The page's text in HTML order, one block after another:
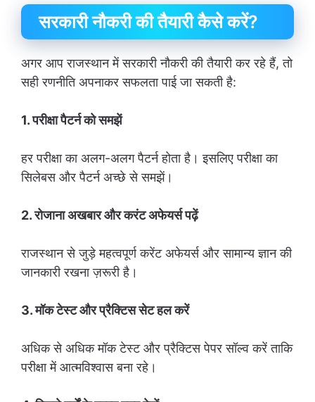
सरकारी नौकरी की तैयारी कैसे करें?
अगर आप राजस्थान में सरकारी नौकरी की तैयारी कर रहे हैं, तो
सही रणनीति अपनाकर सफलता पाई जा सकती है:
1. परीक्षा पैटर्न को समझें
हर परीक्षा का अलग-अलग पैटर्न होता है। इसलिए परीक्षा का
सिलेबस और पैटर्न अच्छे से समझें।
2. रोजाना अखबार और करंट अफेयर्स पढ़ें
राजस्थान से जुड़े महत्वपूर्ण करेंट अफेयर्स और सामान्य ज्ञान की
जानकारी रखना ज़रूरी है।
3. मॉक टेस्ट और प्रैक्टिस सेट हल करें
अधिक से अधिक मॉक टेस्ट और प्रैक्टिस पेपर सॉल्व करें ताकि
परीक्षा में आत्मविश्वास बना रहे।